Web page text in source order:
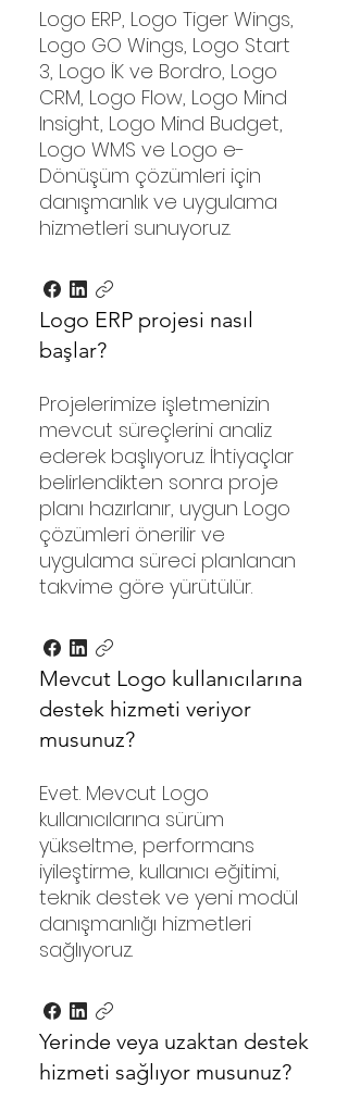
Logo ERP, Logo Tiger Wings,
Logo GO Wings, Logo Start
3, Logo İK ve Bordro, Logo
CRM, Logo Flow, Logo Mind
Insight, Logo Mind Budget,
Logo WMS ve Logo e-
Dönüşüm çözümleri için
danışmanlık ve uygulama
hizmetleri sunuyoruz.
Logo ERP projesi nasıl
başlar?
Projelerimize işletmenizin
mevcut süreçlerini analiz
ederek başlıyoruz. İhtiyaçlar
belirlendikten sonra proje
planı hazırlanır, uygun Logo
çözümleri önerilir ve
uygulama süreci planlanan
takvime göre yürütülür.
Mevcut Logo kullanıcılarına
destek hizmeti veriyor
musunuz?
Evet. Mevcut Logo
kullanıcılarına sürüm
yükseltme, performans
iyileştirme, kullanıcı eğitimi,
teknik destek ve yeni modül
danışmanlığı hizmetleri
sağlıyoruz.
Yerinde veya uzaktan destek
hizmeti sağlıyor musunuz?